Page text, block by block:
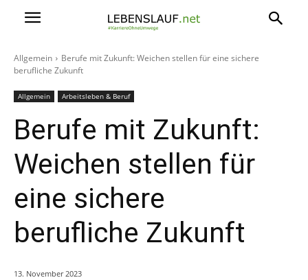
Allgemein
Berufe mit Zukunft: Weichen stellen für eine sichere
berufliche Zukunft
Allgemein Arbeitsleben & Beruf
Berufe mit Zukunft:
Weichen stellen für
eine sichere
berufliche Zukunft
13. November 2023